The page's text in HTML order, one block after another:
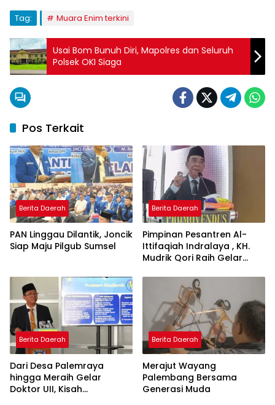
Tag: Muara Enim terkini
Usai Bom Bunuh Diri, Mapolres dan Seluruh
Polsek OKI Siaga
Pos Terkait
Berita Daerah
PAN Linggau Dilantik, Joncik
Siap Maju Pilgub Sumsel
Berita Daerah
Pimpinan Pesantren Al-
Ittifaqiah Indralaya , KH.
Mudrik Qori Raih Gelar
Model Pembelajaran
Nagham Al-Qur’an di UMM
Berita Daerah
Dari Desa Palemraya
hingga Meraih Gelar
Doktor UII, Kisah
Berita Daerah
Merajut Wayang
Palembang Bersama
Generasi Muda